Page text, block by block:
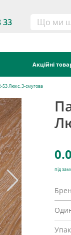
33
Акційні
Люкс, 3-смугова
під